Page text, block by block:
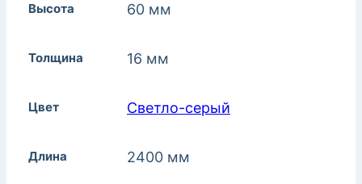
Высота 60 мм
Толщина 16 мм
Цвет Светло-серый
Длина 2400 мм